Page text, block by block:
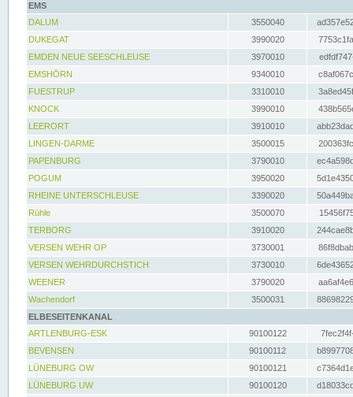
EMS
DALUM
3550040
DUKEGAT
3990020
EMDEN NEUE SEESCHLEUSE
3970010
EMSHÖRN
9340010
FUESTRUP
3310010
KNOCK
3990010
LEERORT
3910010
LINGEN-DARME
3500015
PAPENBURG
3790010
POGUM
3950020
RHEINE UNTERSCHLEUSE
3390020
Rühle
3500070
TERBORG
3910020
VERSEN WEHR OP
3730001
VERSEN WEHRDURCHSTICH
3730010
WEENER
3790020
Wachendorf
3500031
ELBESEITENKANAL
ARTLENBURG-ESK
90100122
BEVENSEN
90100112
LÜNEBURG OW
90100121
LÜNEBURG UW
90100120